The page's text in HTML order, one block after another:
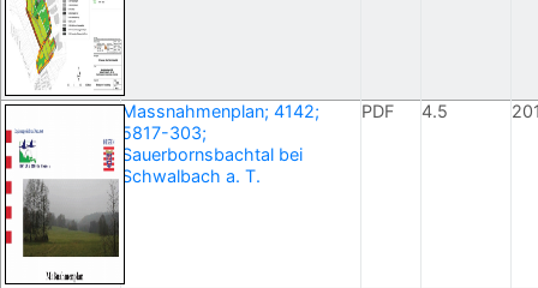
Massnahmenplan; 4142;
5817-303;
Sauerbornsbachtal bei
Schwalbach a. T.
PDF 4.5